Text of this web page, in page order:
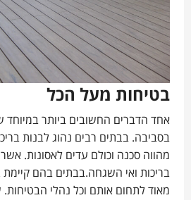
בטיחות מעל הכל
אחד הדברים החשובים ביותר במיוחד
בסביבה. בבתים רבים נהוג לבנות
מהווה סכנה וכולם עדים לאסונות.
בריכות ואי השגחה.בבתים בהם
מאוד לתחום אותם וכל נהלי